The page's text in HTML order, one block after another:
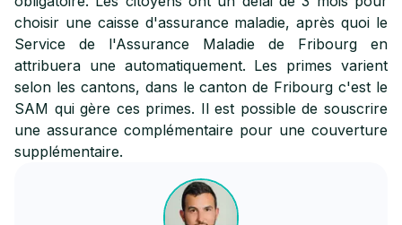
choisir une caisse d'assurance maladie, après quoi le
Service de l'Assurance Maladie de Fribourg en
attribuera une automatiquement. Les primes varient
selon les cantons, dans le canton de Fribourg c'est le
SAM qui gère ces primes. Il est possible de souscrire
une assurance complémentaire pour une couverture
supplémentaire.